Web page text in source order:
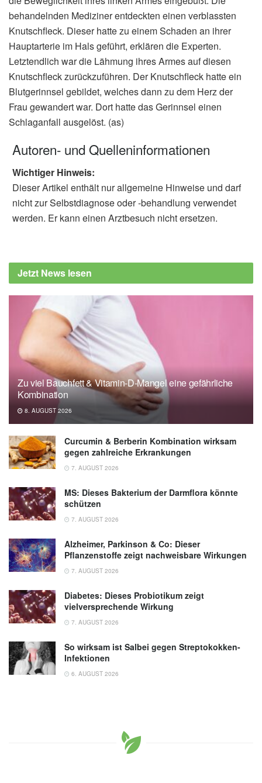
behandelnden Mediziner entdeckten einen verblassten
Knutschfleck. Dieser hatte zu einem Schaden an ihrer
Hauptarterie im Hals geführt, erklären die Experten.
Letztendlich war die Lähmung ihres Armes auf diesen
Knutschfleck zurückzuführen. Der Knutschfleck hatte ein
Blutgerinnsel gebildet, welches dann zu dem Herz der
Frau gewandert war. Dort hatte das Gerinnsel einen
Schlaganfall ausgelöst. (as)
Autoren- und Quelleninformationen
Wichtiger Hinweis:
Dieser Artikel enthält nur allgemeine Hinweise und darf
nicht zur Selbstdiagnose oder -behandlung verwendet
werden. Er kann einen Arztbesuch nicht ersetzen.
Jetzt News lesen
Zu viel Bauchfett & Vitamin-D-Mangel eine gefährliche
Kombination
8. AUGUST 2026
Curcumin & Berberin Kombination wirksam
gegen zahlreiche Erkrankungen
7. AUGUST 2026
MS: Dieses Bakterium der Darmflora könnte
schützen
7. AUGUST 2026
Alzheimer, Parkinson & Co: Dieser
Pflanzenstoffe zeigt nachweisbare Wirkungen
7. AUGUST 2026
Diabetes: Dieses Probiotikum zeigt
vielversprechende Wirkung
7. AUGUST 2026
So wirksam ist Salbei gegen Streptokokken-
Infektionen
6. AUGUST 2026